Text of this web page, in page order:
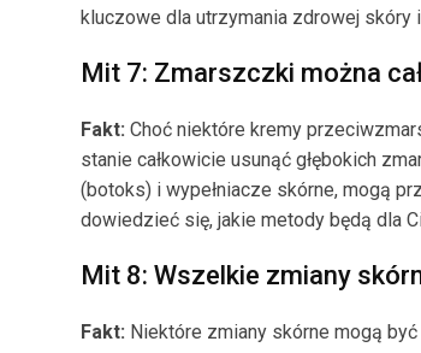
kluczowe dla utrzymania zdrowej skóry
Mit 7: Zmarszczki można
Fakt: Choć niektóre kremy
stanie całkowicie usunąć głębokich
(botoks) i wypełniacze skórne, mogą
dowiedzieć się, jakie metody będą dla
Mit 8: Wszelkie zmiany
Fakt: Niektóre zmiany skórne mogą